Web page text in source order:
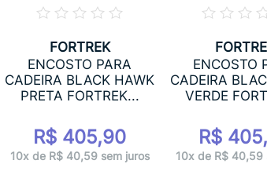
FORTREK
ENCOSTO PARA
CADEIRA BLACK HAWK
PRETA FORTREK...
R$ 405,90
10x de R$ 40,59 sem juros
ENCOSTO
CADEIRA
VERDE
R$
10x de R$ 40,59